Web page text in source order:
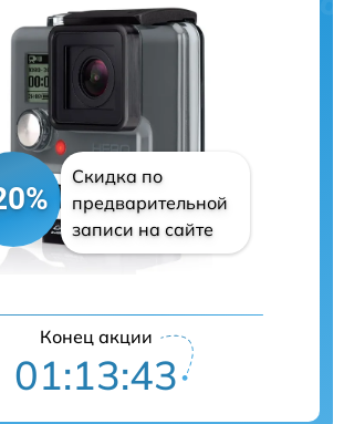
Скидка по
предварительной
записи на сайте
Конец акции
01:13:42